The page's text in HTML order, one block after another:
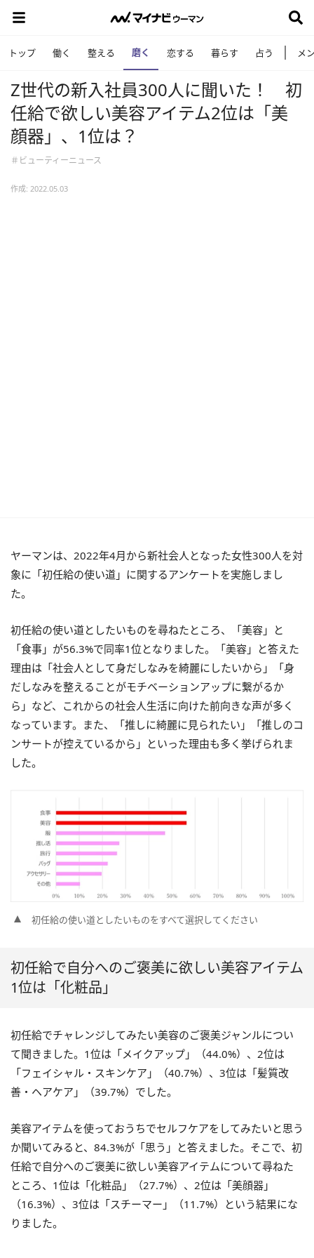
トップ 働く 整える 磨く 恋する 暮らす 占う メ
Z世代の新入社員300‌人に聞いた！ 初
任給で欲しい美容アイテム2位は「美
顔器」、1位は？
＃ビューティーニュース
作成: 2022.05.03
ヤーマンは、2022年4月から新社会人となった女性300人を対
象に「初任給の使い道」に関するアンケートを実施しまし
た。
初任給の使い道としたいものを尋ねたところ、「美容」と
「食事」が56.3%で同率1位となりました。「美容」と答えた
理由は「社会人として身だしなみを綺麗にしたいから」「身
だしなみを整えることがモチベーションアップに繋がるか
ら」など、これからの社会人生活に向けた前向きな声が多く
なっています。また、「推しに綺麗に見られたい」「推しのコ
ンサートが控えているから」といった理由も多く挙げられま
した。
初任給の使い道としたいものをすべて選択してください
初任給で自分へのご褒美に欲しい美容アイテム
1位は「化粧品」
初任給でチャレンジしてみたい美容のご褒美ジャンルについ
て聞きました。1位は「メイクアップ」（44.0%）、2位は
「フェイシャル・スキンケア」（40.7%）、3位は「髪質改
善・ヘアケア」（39.7%）でした。
美容アイテムを使っておうちでセルフケアをしてみたいと思う
か聞いてみると、84.3%が「思う」と答えました。そこで、初
任給で自分へのご褒美に欲しい美容アイテムについて尋ねた
ところ、1位は「化粧品」（27.7%）、2位は「美顔器」
（16.3%）、3位は「スチーマー」（11.7%）という結果にな
りました。